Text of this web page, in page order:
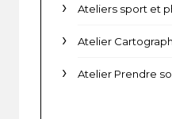
Ateliers sport et
Atelier
Atelier Prendre